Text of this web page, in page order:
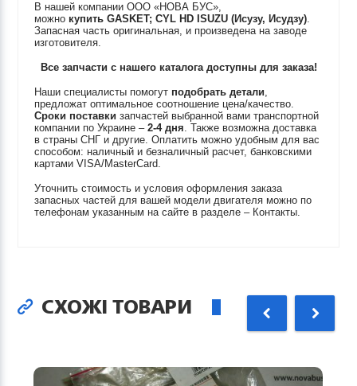
В нашей компании ООО «НОВА БУС»,
можно купитьGASKET; CYL HD ISUZU (Исузу, Исудзу).
Запасная часть оригинальная, и произведена на заводе
изготовителя.
Все запчасти с нашего каталога доступны для заказа!
Наши специалисты помогут подобрать детали,
предложат оптимальное соотношение цена/качество.
Сроки поставки запчастей выбранной вами транспортной
компании по Украине –2-4 дня. Также возможна доставка
в страны СНГ и другие. Оплатить можно удобным для вас
способом: наличный и безналичный расчет, банковскими
картами VISA/MasterCard.
Уточнить стоимость и условия оформления заказа
запасных частей для вашей модели двигателя можно по
телефонам указанным на сайте в разделе – Контакты.
СХОЖІ ТОВАРИ